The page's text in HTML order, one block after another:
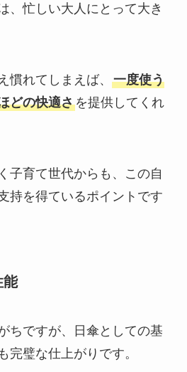
、忙しい大人にとって大き
慣れてしまえば、 一度使う
どの快適さを提供してくれ
子育て世代からも、この自
持を得ているポイントです
能
ちですが、日傘としての基
完璧な仕上がりです。